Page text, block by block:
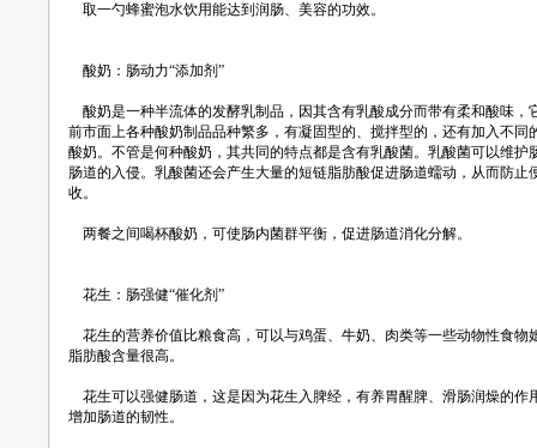
取一勺蜂蜜泡水饮用能达到润肠、美容的功效。
酸奶：肠动力“添加剂”
酸奶是一种半流体的发酵乳制品，因其含有乳酸成分而带有柔和酸味，
前市面上各种酸奶制品品种繁多，有凝固型的、搅拌型的，还有加入不
酸奶。不管是何种酸奶，其共同的特点都是含有乳酸菌。乳酸菌可以维
肠道的入侵。乳酸菌还会产生大量的短链脂肪酸促进肠道蠕动，从而防
收。
两餐之间喝杯酸奶，可使肠内菌群平衡，促进肠道消化分解。
花生：肠强健“催化剂”
花生的营养价值比粮食高，可以与鸡蛋、牛奶、肉类等一些动物性食物
脂肪酸含量很高。
花生可以强健肠道，这是因为花生入脾经，有养胃醒脾、滑肠润燥的作
增加肠道的韧性。